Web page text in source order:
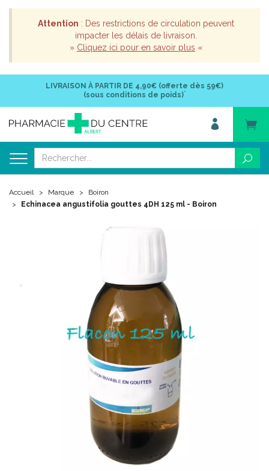
Attention : Des restrictions de circulation peuvent
impacter les délais de livraison.
» Cliquez ici pour en savoir plus «
LIVRAISON À PARTIR DE 4,90€ (offerte dès 59€)
(sous conditions de poids)*
Accueil Marque
Boiron
Echinacea angustifolia gouttes 4DH 125 ml - Boiron